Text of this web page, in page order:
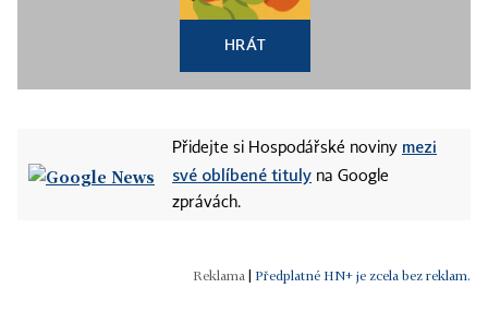
HRÁT
Přidejte si Hospodářské noviny mezi
své oblíbené tituly na Google
zprávách.
Předplatné HN+ je zcela bez reklam.